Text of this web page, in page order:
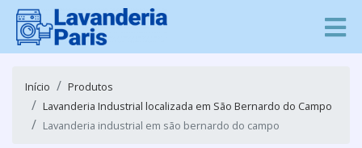
Início
Produtos
Lavanderia Industrial localizada em São Bernardo do Campo
Lavanderia industrial em são bernardo do campo